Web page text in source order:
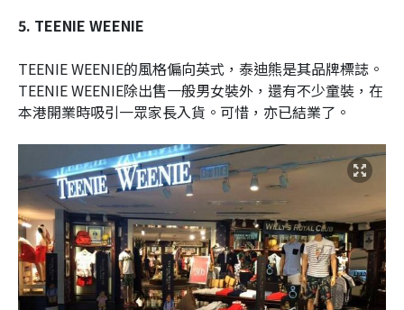
5. TEENIE WEENIE
TEENIE WEENIE的風格偏向英式，泰迪熊是其品牌標誌。
TEENIE WEENIE除出售一般男女裝外，還有不少童裝，在
本港開業時吸引一眾家長入貨。可惜，亦已結業了。